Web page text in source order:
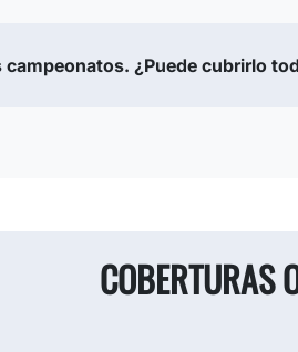
¿Puede cubrirlo
COBERTURAS